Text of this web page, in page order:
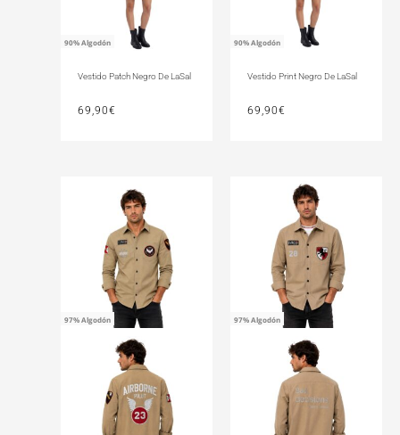
90% Algodón
Vestido Patch Negro De LaSal
69,90€
90% Algodón
Vestido Print Negro De LaSal
69,90€
97% Algodón 97% Algodón